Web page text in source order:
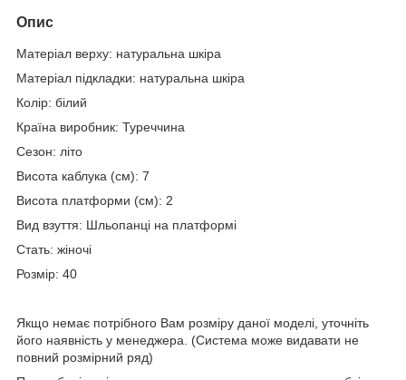
Опис
Матеріал верху: натуральна шкіра
Матеріал підкладки: натуральна шкіра
Колір: білий
Країна виробник: Туреччина
Сезон: літо
Висота каблука (см): 7
Висота платформи (см): 2
Вид взуття: Шльопанці на платформі
Стать: жіночі
Розмір: 40
Якщо немає потрібного Вам розміру даної моделі, уточніть
його наявність у менеджера. (Система може видавати не
повний розмірний ряд)